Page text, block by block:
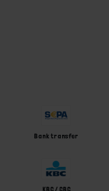
Bank transfer
KBC / CBC